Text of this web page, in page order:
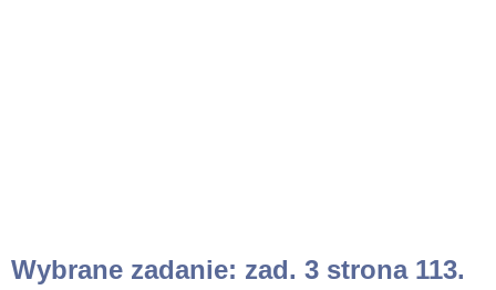
Wybrane zadanie: zad. 3 strona 113.